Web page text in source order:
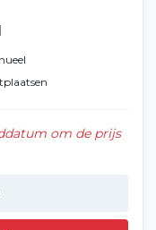
om de prijs